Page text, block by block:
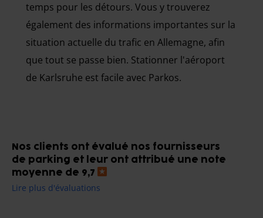
temps pour les détours. Vous y trouverez
également des informations importantes sur la
situation actuelle du trafic en Allemagne, afin
que tout se passe bien. Stationner l'aéroport
de Karlsruhe est facile avec Parkos.
Nos clients ont évalué nos fournisseurs
de parking et leur ont attribué une note
moyenne de 9,7
Lire plus d'évaluations